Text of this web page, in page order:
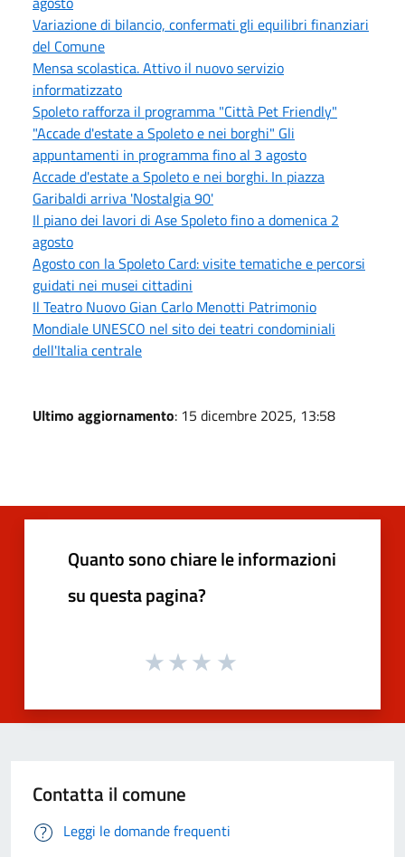
Variazione di bilancio, confermati gli equilibri finanziari
del Comune
Mensa scolastica. Attivo il nuovo servizio
informatizzato
Spoleto rafforza il programma "Città Pet Friendly"
"Accade d'estate a Spoleto e nei borghi" Gli
appuntamenti in programma fino al 3 agosto
Accade d'estate a Spoleto e nei borghi. In piazza
Garibaldi arriva 'Nostalgia 90'
Il piano dei lavori di Ase Spoleto fino a domenica 2
agosto
Agosto con la Spoleto Card: visite tematiche e percorsi
guidati nei musei cittadini
Il Teatro Nuovo Gian Carlo Menotti Patrimonio
Mondiale UNESCO nel sito dei teatri condominiali
dell'Italia centrale
Ultimo aggiornamento: 15 dicembre 2025, 13:58
Quanto sono chiare le informazioni
su questa pagina?
Contatta il comune
Leggi le domande frequenti